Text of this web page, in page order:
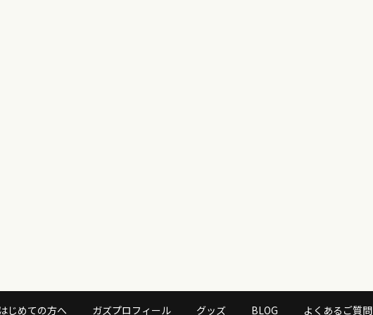
じめての方へ ガズプロフィール グッズ BLOG よくあるご質問